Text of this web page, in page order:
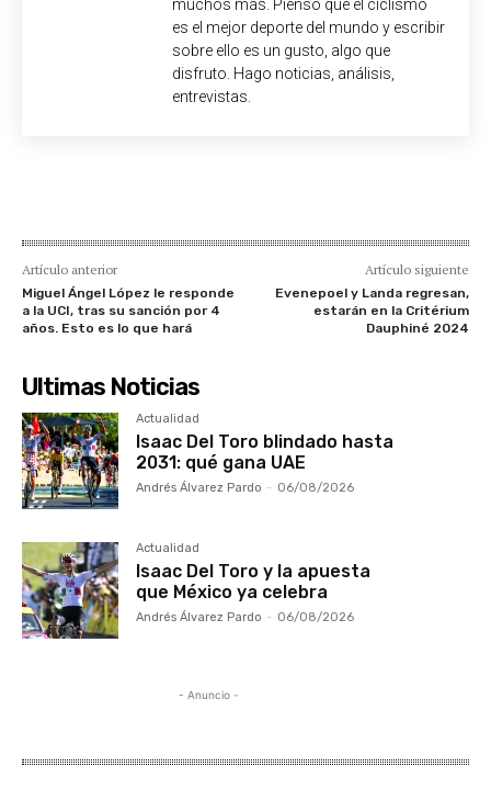
muchos más. Pienso que el ciclismo
es el mejor deporte del mundo y escribir
sobre ello es un gusto, algo que
disfruto. Hago noticias, análisis,
entrevistas.
Artículo anterior
Miguel Ángel López le responde
a la UCI, tras su sanción por 4
años. Esto es lo que hará
Artículo siguiente
Evenepoel y Landa regresan,
estarán en la Critérium
Dauphiné 2024
Ultimas Noticias
Actualidad
Isaac Del Toro blindado hasta
2031: qué gana UAE
Andrés Álvarez Pardo - 06/08/2026
Actualidad
Isaac Del Toro y la apuesta
que México ya celebra
Andrés Álvarez Pardo - 06/08/2026
- Anuncio -